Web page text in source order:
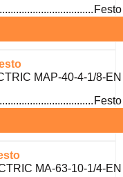
Festo
MAP-40-4-1/8-EN
Festo
MA-63-10-1/4-EN